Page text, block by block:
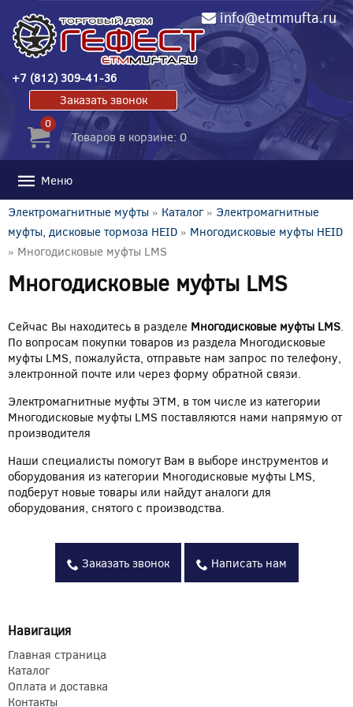
info@etmmufta.ru
+7 (812) 309-41-36
Заказать звонок
0
Товаров в корзине: 0
Меню
Электромагнитные муфты » Каталог» Электромагнитные
муфты, дисковые тормоза HEID » Многодисковые муфты HEID
» Многодисковые муфты LMS
Многодисковые муфты LMS
Сейчас Вы находитесь в разделе Многодисковые муфты LMS
По вопросам покупки товаров из раздела Многодисковые
муфты LMS, пожалуйста, отправьте нам запрос по телефону,
электронной почте или через форму обратной связи.
Электромагнитные муфты ЭТМ, в том числе из категории
Многодисковые муфты LMS поставляются нами напрямую от
производителя
Наши специалисты помогут Вам в выборе инструментов и
оборудования из категории Многодисковые муфты LMS,
подберут новые товары или найдут аналоги для
оборудования, снятого с производства.
Заказать звонок Написать нам
Навигация
Главная страница
Каталог
Оплата и доставка
Контакты